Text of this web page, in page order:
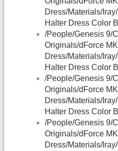
Dress/Materials/
Halter Dress Color
/People/Genesis 9/
Originals/dForce
Dress/Materials/
Halter Dress Color
/People/Genesis 9/
Originals/dForce
Dress/Materials/
Halter Dress Color
/People/Genesis 9/
Originals/dForce
Dress/Materials/